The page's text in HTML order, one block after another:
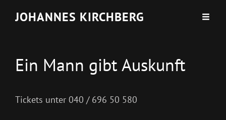
JOHANNES KIRCHBERG
Ein Mann gibt Auskunft
Tickets unter 040 / 696 50 580